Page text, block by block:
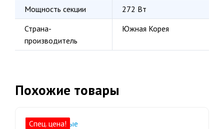
Мощность секции
272 Вт
Страна-
производитель
Южная Корея
Похожие товары
Спец. цена!